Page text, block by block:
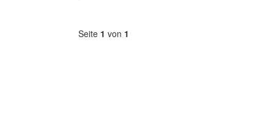
Seite 1 von 1